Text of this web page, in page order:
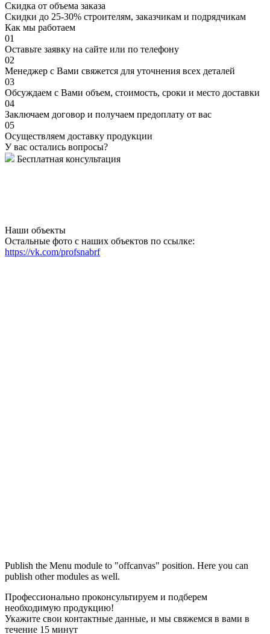
Скидка от объема заказа
Скидки до 25-30% строителям, заказчикам и подрядчикам
Как мы работаем
01
Оставьте заявку на сайте или по телефону
02
Менеджер с Вами свяжется для уточнения всех деталей
03
Обсуждаем с Вами объем, стоимость, сроки и место доставки
04
Заключаем договор и получаем предоплату от вас
05
Осуществляем доставку продукции
У вас остались вопросы?
Бесплатная консультация
Наши объекты
Остальные фото с наших объектов по ссылке:
https://vk.com/profsnabrf
Publish the Menu module to "offcanvas" position. Here you can
publish other modules as well.
М ● консультант ПРОФСНАБ
Профессионально проконсультируем и подберем
необходимую продукцию!
Укажите свои контактные данные, и мы свяжемся в вами в
течение 15 минут